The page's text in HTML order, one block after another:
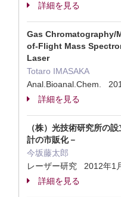
詳細を見る
Gas
of-Flight Mass
Laser
Totaro IMASAKA
Anal.Bioanal.Chem.
詳細を見る
（株）光技術研究所の
計の市販化－
今坂藤太郎
レーザー研究 2012年1
詳細を見る